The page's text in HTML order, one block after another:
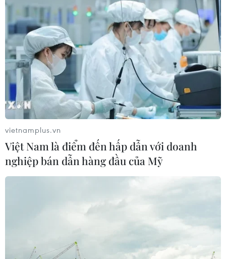
Panama cảnh báo ổ dịch hô hấp lạ
sau 6 ca tử vong liên tiếp
28/07/2026 01:50
Nắng nóng khốc liệt tại Mỹ và Hàn
Quốc đe dọa sức khỏe cộng đồng
Số ca nhiễm virus Tây sông Nile gia
Số ca mắc sởi tại Mỹ lập đỉnh 30 năm
do tỷ lệ tiêm chủng giảm
vietnamplus.vn
Việt Nam là điểm đến hấp dẫn với doanh
nghiệp bán dẫn hàng đầu của Mỹ